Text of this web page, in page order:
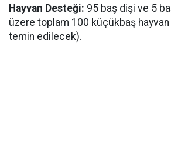
Hayvan Desteği: 95 baş dişi ve 5
üzere toplam 100 küçükbaş hayvan
temin edilecek).